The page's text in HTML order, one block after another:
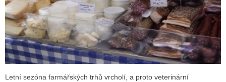
Letní sezóna farmářských trhů vrcholí, a proto veterinární